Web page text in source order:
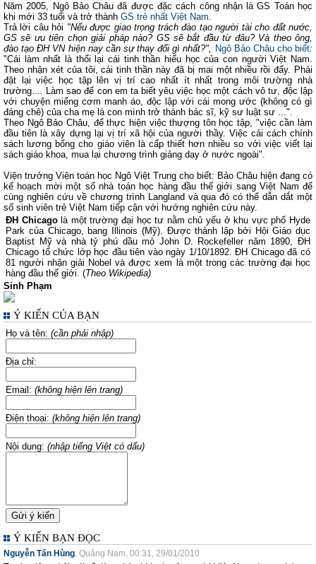
Năm 2005, Ngô Bảo Châu đã được đặc cách công nhận là GS Toán học
khi mới 33 tuổi và trở thành GS trẻ nhất Việt Nam.
Trả lời câu hỏi "Nếu được giao trọng trách đào tạo người tài cho đất nước,
GS sẽ ưu tiên chọn giải pháp nào? GS sẽ bắt đầu từ đâu? Và theo ông,
đào tạo ĐH VN hiện nay cần sự thay đổi gì nhất?", Ngô Bảo Châu cho biết:
"Cái làm nhất là thổi lại cái tinh thần hiếu học của con người Việt Nam.
Theo nhận xét của tôi, cái tinh thần này đã bị mai một nhiều rồi đấy. Phải
đặt lại việc học tập lên vị trí cao nhất ít nhất trong môi trường nhà
trường.... Làm sao để con em ta biết yêu việc học một cách vô tư, độc lập
với chuyện miếng cơm manh áo, độc lập với cái mong ước (không có gì
đáng chê) của cha mẹ là con mình trở thành bác sĩ, kỹ sư luật sư ...".
Theo Ngô Bảo Châu, để thực hiện việc thượng tôn học tập, "việc cần làm
đầu tiên là xây dựng lại vị trí xã hội của người thầy. Việc cải cách chính
sách lương bổng cho giáo viên là cấp thiết hơn nhiều so với việc viết lại
sách giáo khoa, mua lại chương trình giảng dạy ở nước ngoài".
Viện trưởng Viện toán học Ngô Việt Trung cho biết: Bảo Châu hiện đang có
kế hoạch mời một số nhà toán học hàng đầu thế giới sang Việt Nam để
cùng nghiên cứu về chương trình Langland và qua đó có thể dẫn dắt một
số sinh viên trẻ Việt Nam tiếp cận với hướng nghiên cứu này.
ĐH Chicagolà một trường đại học tư nằm chủ yếu ở khu vực phố Hyde
Park của Chicago, bang Illinois (Mỹ). Được thành lập bởi Hội Giáo dục
Baptist Mỹ và nhà tỷ phú dầu mỏ John D. Rockefeller năm 1890, ĐH
Chicago tổ chức lớp học đầu tiên vào ngày 1/10/1892. ĐH Chicago đã có
81 người nhận giải Nobel và được xem là một trong các trường đại học
hàng đầu thế giới. (Theo Wikipedia)
Sinh Phạm
Ý KIẾN CỦA BẠN
Họ và tên: (cần phải nhập)
Địa chỉ:
Email: (không hiện lên trang)
Điện thoại: (không hiện lên trang)
Nội dung: (nhập tiếng Việt có dấu)
Ý KIẾN BẠN ĐỌC
Nguyễn Tấn Hùng, Quảng Nam, 00:31, 29/01/2010